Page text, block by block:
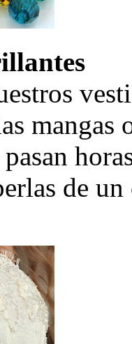
mangas
de